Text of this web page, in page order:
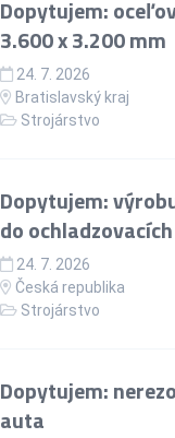
Dopytujem:
3.600 x 3.200 mm
24. 7. 2026
Bratislavský kraj
Strojárstvo
Dopytujem:
do
24. 7. 2026
Česká republika
Strojárstvo
Dopytujem:
auta